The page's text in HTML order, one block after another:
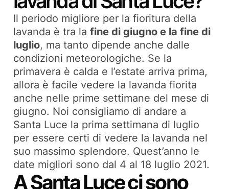
Il periodo migliore per la fioritura della
lavanda è tra lafine di giugno e la fine di
luglio, ma tanto dipende anche dalle
condizioni meteorologiche. Se la
primavera è calda e l’estate arriva prima,
allora è facile vedere la lavanda fiorita
anche nelle prime settimane del mese di
giugno. Noi consigliamo di andare a
Santa Luce la prima settimana di luglio
per essere certi di vedere la lavanda nel
suo massimo splendore. Quest’anno le
date migliori sono dal 4 al 18 luglio 2021.
A Santa Luce ci sono